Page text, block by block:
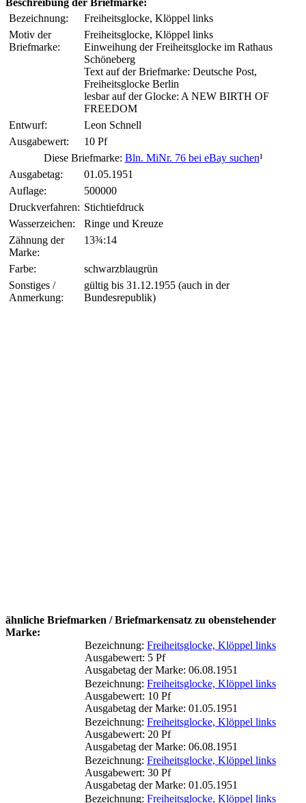
Bezeichnung:
Freiheitsglocke, Klöppel links
Motiv der
Briefmarke:
Freiheitsglocke, Klöppel links
Einweihung der Freiheitsglocke im Rathaus
Schöneberg
Text auf der Briefmarke: Deutsche Post,
Freiheitsglocke Berlin
lesbar auf der Glocke: A NEW BIRTH OF
FREEDOM
Entwurf:
Leon Schnell
Ausgabewert:
10 Pf
Diese Briefmarke: Bln. MiNr. 76 bei eBay suchen¹
Ausgabetag:
01.05.1951
Auflage:
500000
Druckverfahren: Stichtiefdruck
Wasserzeichen:
Ringe und Kreuze
Zähnung der
Marke:
13¾:14
Farbe:
schwarzblaugrün
Sonstiges /
Anmerkung:
gültig bis 31.12.1955 (auch in der
Bundesrepublik)
ähnliche Briefmarken / Briefmarkensatz zu obenstehender
Marke:
Bezeichnung: Freiheitsglocke, Klöppel links
Ausgabewert: 5 Pf
Ausgabetag der Marke: 06.08.1951
Bezeichnung: Freiheitsglocke, Klöppel links
Ausgabewert: 10 Pf
Ausgabetag der Marke: 01.05.1951
Bezeichnung: Freiheitsglocke, Klöppel links
Ausgabewert: 20 Pf
Ausgabetag der Marke: 06.08.1951
Bezeichnung: Freiheitsglocke, Klöppel links
Ausgabewert: 30 Pf
Ausgabetag der Marke: 01.05.1951
Bezeichnung: Freiheitsglocke, Klöppel links